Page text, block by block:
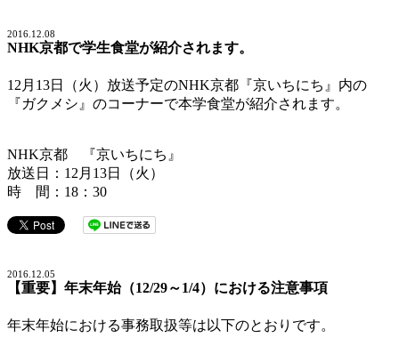
2016.12.08
NHK京都で学生食堂が紹介されます。
12月13日（火）放送予定のNHK京都『京いちにち』内の
『ガクメシ』のコーナーで本学食堂が紹介されます。
NHK京都 『京いちにち』
放送日：12月13日（火）
時 間：18：30
2016.12.05
【重要】年末年始（12/29～1/4）における注意事項
年末年始における事務取扱等は以下のとおりです。